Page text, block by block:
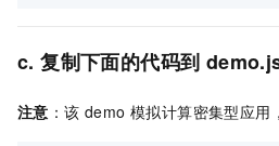
c. 复制下面的代码到
注意 ：该 demo 模拟计算密集型应用